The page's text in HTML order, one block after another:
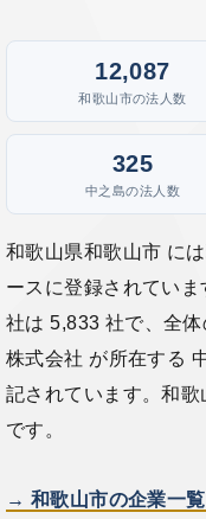
12,087
和歌山市の法人数
325
中之島の法人数
和歌山県和歌山市 に
ースに登録されてい
社は 5,833 社で、全
株式会社 が所在する
記されています。和
です。
→ 和歌山市の企業一